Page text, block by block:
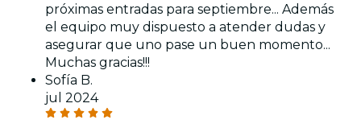
próximas entradas para septiembre... Además
el equipo muy dispuesto a atender dudas y
asegurar que uno pase un buen momento...
Muchas gracias!!!
Sofía B.
jul 2024